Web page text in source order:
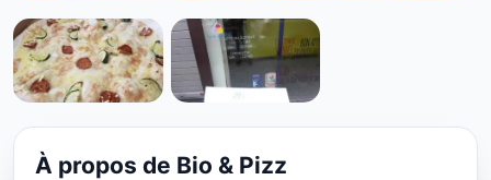
PIZZA
Bio & Pizz à Lyon
★ 3.3/5
À propos de Bio & Pizz